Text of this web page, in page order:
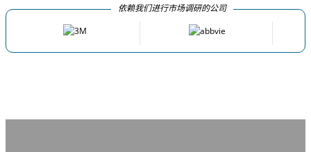
依赖我们进行市场调研的公司